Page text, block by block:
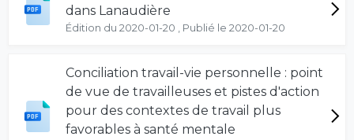
dans Lanaudière
Édition du 2020-01-20 , Publié le 2020-01-20
Conciliation travail-vie personnelle : point
de vue de travailleuses et pistes d'action
pour des contextes de travail plus
favorables à santé mentale